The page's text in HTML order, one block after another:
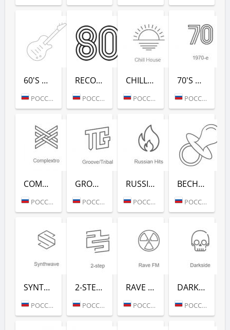
60'S DANCE (РАДИО РЕКОРД)
РОССИЯ (МОСКВА)
RECORD 80-Х (РАДИО РЕКОРД)
РОССИЯ (МОСКВА)
CHILL HOUSE (РАДИО РЕКОРД)
РОССИЯ (МОСКВА)
70'S DANCE (РАДИО РЕКОРД)
РОССИЯ (МОСКВА)
COMPLEXTRO (РАДИО РЕКОРД)
РОССИЯ (МОСКВА)
GROOVE/TRIBAL (РАДИО РЕКОРД)
РОССИЯ (МОСКВА)
RUSSIAN HITS (РАДИО РЕКОРД)
РОССИЯ (МОСКВА)
ВЕСНУШКА FM (РАДИО РЕКОРД)
РОССИЯ (МОСКВА)
SYNTHWAVE (РАДИО РЕКОРД)
РОССИЯ (МОСКВА)
2-STEP (РАДИО РЕКОРД)
РОССИЯ (МОСКВА)
RAVE FM (РАДИО РЕКОРД)
РОССИЯ (МОСКВА)
DARKSIDE (РАДИО РЕКОРД)
РОССИЯ (МОСКВА)